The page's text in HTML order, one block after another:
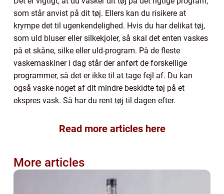
som står anvist på dit tøj. Ellers kan du risikere at
krympe det til ugenkendelighed. Hvis du har delikat tøj,
som uld bluser eller silkekjoler, så skal det enten vaskes
på et skåne, silke eller uld-program. På de fleste
vaskemaskiner i dag står der anført de forskellige
programmer, så det er ikke til at tage fejl af. Du kan
også vaske noget af dit mindre beskidte tøj på et
ekspres vask. Så har du rent tøj til dagen efter.
Read more articles here
More articles